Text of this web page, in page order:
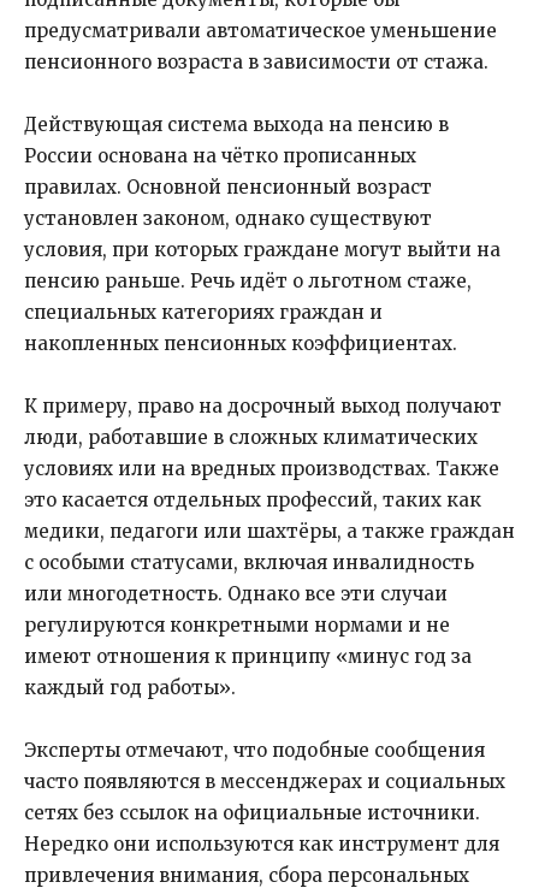
предусматривали автоматическое уменьшение
пенсионного возраста в зависимости от стажа.
Действующая система выхода на пенсию в
России основана на чётко прописанных
правилах. Основной пенсионный возраст
установлен законом, однако существуют
условия, при которых граждане могут выйти на
пенсию раньше. Речь идёт о льготном стаже,
специальных категориях граждан и
накопленных пенсионных коэффициентах.
К примеру, право на досрочный выход получают
люди, работавшие в сложных климатических
условиях или на вредных производствах. Также
это касается отдельных профессий, таких как
медики, педагоги или шахтёры, а также граждан
с особыми статусами, включая инвалидность
или многодетность. Однако все эти случаи
регулируются конкретными нормами и не
имеют отношения к принципу «минус год за
каждый год работы».
Эксперты отмечают, что подобные сообщения
часто появляются в мессенджерах и социальных
сетях без ссылок на официальные источники.
Нередко они используются как инструмент для
привлечения внимания, сбора персональных